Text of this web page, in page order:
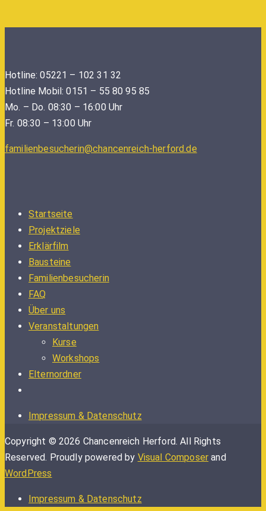
Hotline: 05221 – 102 31 32
Hotline Mobil: 0151 – 55 80 95 85
Mo. – Do. 08:30 – 16:00 Uhr
Fr. 08:30 – 13:00 Uhr
familienbesucherin@chancenreich-herford.de
Startseite
Projektziele
Erklärfilm
Bausteine
Familienbesucherin
FAQ
Über uns
Veranstaltungen
Kurse
Workshops
Elternordner
Impressum & Datenschutz
Copyright © 2026 Chancenreich Herford. All Rights
Reserved. Proudly powered by Visual Composer and
WordPress
Impressum & Datenschutz